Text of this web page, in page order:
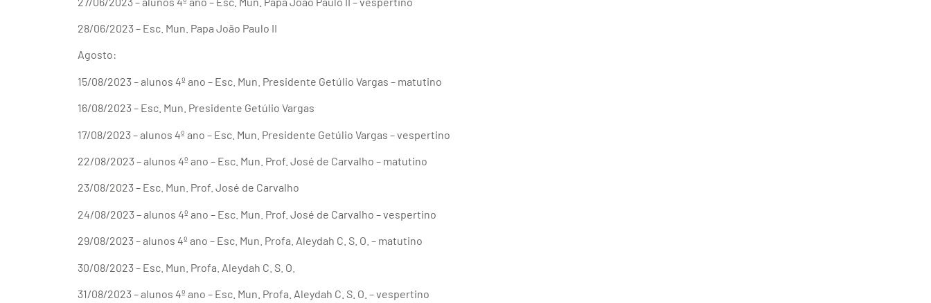
28/06/2023 – Esc. Mun. Papa João Paulo II
Agosto:
15/08/2023 – alunos 4º ano – Esc. Mun. Presidente Getúlio Vargas – matutino
16/08/2023 – Esc. Mun. Presidente Getúlio Vargas
17/08/2023 – alunos 4º ano – Esc. Mun. Presidente Getúlio Vargas – vespertino
22/08/2023 – alunos 4º ano – Esc. Mun. Prof. José de Carvalho – matutino
23/08/2023 – Esc. Mun. Prof. José de Carvalho
24/08/2023 – alunos 4º ano – Esc. Mun. Prof. José de Carvalho – vespertino
29/08/2023 – alunos 4º ano – Esc. Mun. Profa. Aleydah C. S. O. – matutino
30/08/2023 – Esc. Mun. Profa. Aleydah C. S. O.
31/08/2023 – alunos 4º ano – Esc. Mun. Profa. Aleydah C. S. O. – vespertino